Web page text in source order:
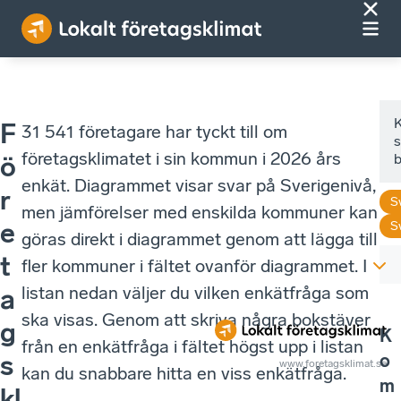
F
ö
r
e
t
a
g
s
31 541 företagare har tyckt till om
företagsklimatet i sin kommun i 2026 års
enkät. Diagrammet visar svar på Sverigenivå,
men jämförelser med enskilda kommuner kan
göras direkt i diagrammet genom att lägga till
fler kommuner i fältet ovanför diagrammet. I
listan nedan väljer du vilken enkätfråga som
ska visas. Genom att skriva några bokstäver
från en enkätfråga i fältet högst upp i listan
kan du snabbare hitta en viss enkätfråga.
www.foretagsklimat.se
K
o
m